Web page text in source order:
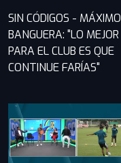
SIN CÓDIGOS - MÁXIMO
BANGUERA: "LO MEJOR
PARA EL CLUB ES QUE
CONTINUE FARÍAS"